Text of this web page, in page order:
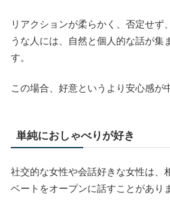
リアクションが柔らかく、否定せず
うな人には、自然と個人的な話が集
す。
この場合、好意というより安心感が
単純におしゃべりが好き
社交的な女性や会話好きな女性は、
ベートをオープンに話すことがあり